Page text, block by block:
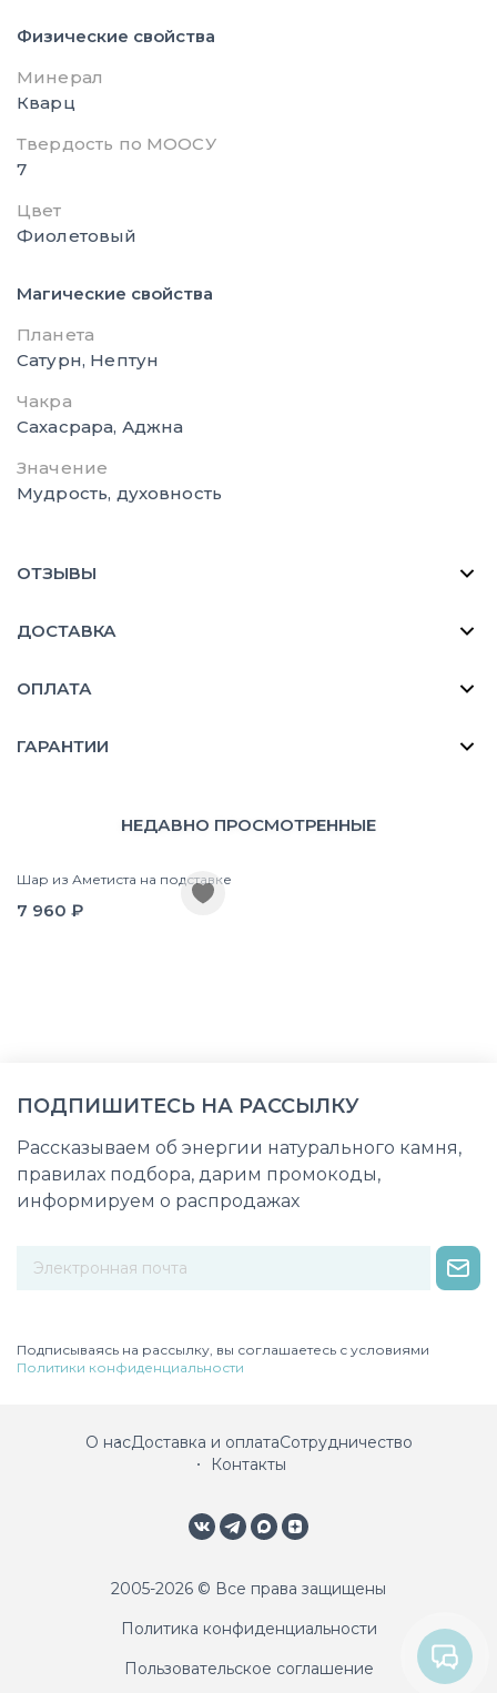
Физические свойства
Минерал
Кварц
Твердость по МООСУ
7
Цвет
Фиолетовый
Магические свойства
Планета
Сатурн, Нептун
Чакра
Сахасрара, Аджна
Значение
Мудрость, духовность
ОТЗЫВЫ
ДОСТАВКА
ОПЛАТА
ГАРАНТИИ
НЕДАВНО ПРОСМОТРЕННЫЕ
Шар из Аметиста на подставке
7 960 ₽
ПОДПИШИТЕСЬ НА РАССЫЛКУ
Рассказываем об энергии натурального камня,
правилах подбора, дарим промокоды,
информируем о распродажах
Подписываясь на рассылку, вы соглашаетесь с условиями
Политики конфиденциальности
О насДоставка и оплатаСотрудничество
Контакты
2005-2026 © Все права защищены
Политика конфиденциальности
Пользовательское соглашение